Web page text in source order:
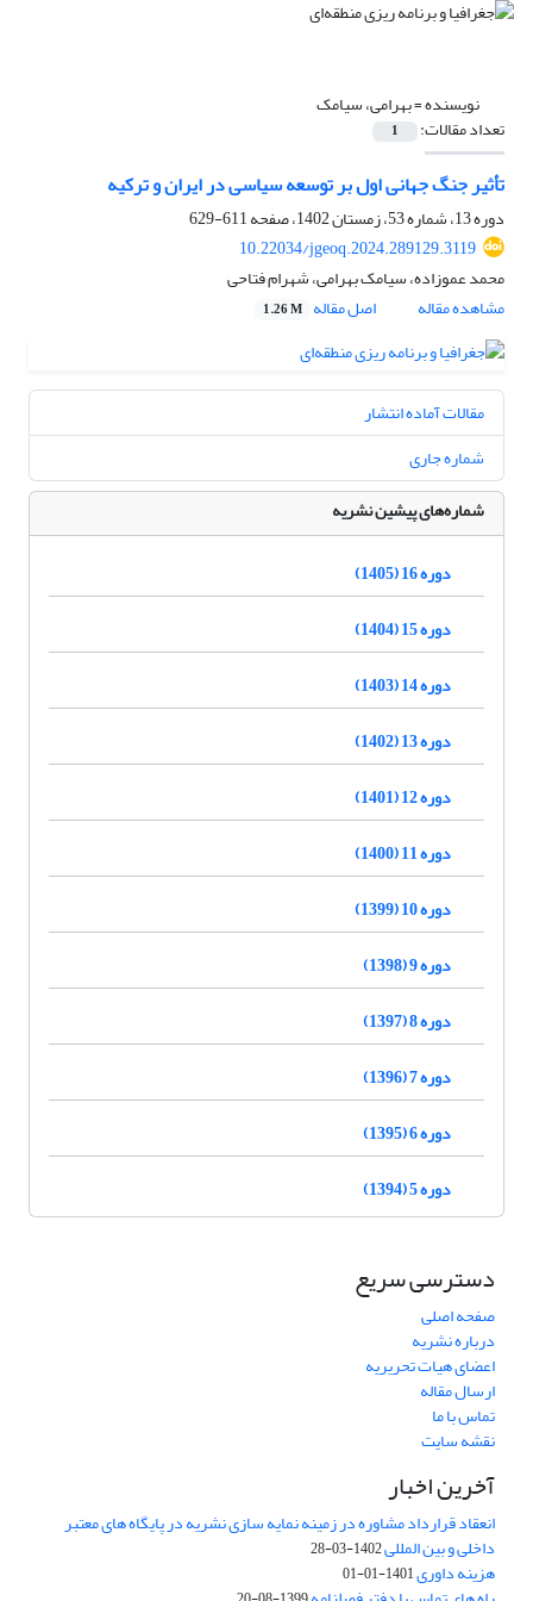
نویسنده =بهرامی، سیامک
تعداد مقالات: 1
تأثیر جنگ جهانی اول بر توسعه سیاسی در ایران و ترکیه
دوره 13، شماره 53، زمستان 1402، صفحه
611-629
10.22034/jgeoq.2024.289129.3119
محمد عموزاده، سیامک بهرامی، شهرام فتاحی
مشاهده مقاله
اصل مقاله 1.26 M
مقالات آماده انتشار
شماره جاری
شماره‌های پیشین نشریه
دوره 16 (1405)
دوره 15 (1404)
دوره 14 (1403)
دوره 13 (1402)
دوره 12 (1401)
دوره 11 (1400)
دوره 10 (1399)
دوره 9 (1398)
دوره 8 (1397)
دوره 7 (1396)
دوره 6 (1395)
دوره 5 (1394)
دسترسی سریع
صفحه اصلی
درباره نشریه
اعضای هیات تحریریه
ارسال مقاله
تماس با ما
نقشه سایت
آخرین اخبار
انعقاد قرارداد مشاوره در زمینه نمایه سازی نشریه در پایگاه های معتبر
داخلی و بین المللی1402-03-28
هزینه داوری1401-01-01